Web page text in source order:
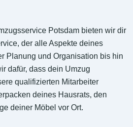
Potsdam bieten wir dir
der alle Aspekte deines
Planung und Organisation bis hin
dafür, dass dein Umzug
qualifizierten Mitarbeiter
deines Hausrats, den
deiner Möbel vor Ort.